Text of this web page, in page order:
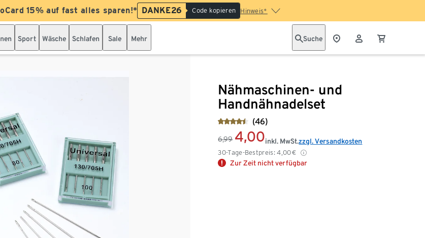
15% auf fast alles sparen!* DANKE26 Code kopieren Hinweis*
Sport Wäsche Schlafen Sale Mehr Suche
Nähmaschinen- und
Handnähnadelset
(46)
6,99 4,00
30-Tage-Bestpreis: 4,00€
inkl. MwSt.zzgl. Versandkosten
Zur Zeit nicht verfügbar